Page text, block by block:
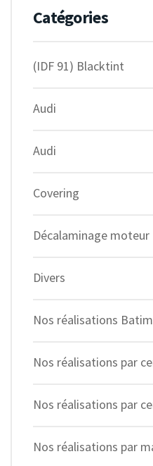
Catégories
(IDF 91) Blacktint
Audi
Audi
Covering
Décalaminage moteur
Divers
Nos réalisations
Nos réalisations par
Nos réalisations par
Nos réalisations par